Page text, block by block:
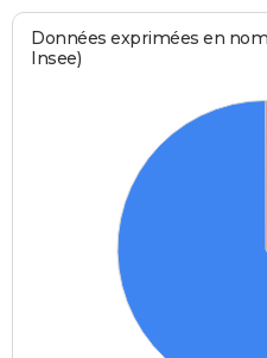
Données exprimées en
Insee)